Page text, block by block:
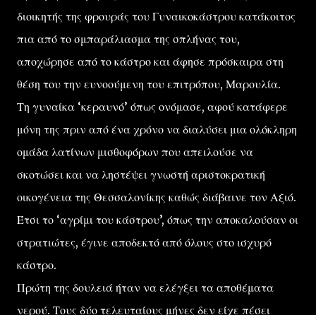
διοικητής της φρουράς του Γυναικοκάστρου κατάκοιτος
πια από το σμπαράλιασμα της σπλήνας του,
αποχώρησε από το κάστρο και άφησε πρόσκαιρα στη
θέση του την ευνοούμενη του επιτρόπου, Μαρουλία.
Τη γυναίκα ‘κεραυνό’ όπως ονόμασε, αφού κατάφερε
μόνη της πριν από ένα χρόνο να διαλύσει μια ολόκληρη
ομάδα λατίνων μισθοφόρων που απειλούσε να
σκοτώσει και να ληστέψει γνωστή αριστοκρατική
οικογένεια της Θεσσαλονίκης καθώς διάβαινε τον Αξιό.
Έτσι το ‘αγρίμι του κάστρου’, όπως την αποκαλούσαν οι
στρατιώτες, έγινε αποδεκτό από όλους στο ισχυρό
κάστρο.
Πρώτη της δουλειά ήταν να ελέγξει τα αποθέματα
νερού. Τους δύο τελευταίους μήνες δεν είχε πέσει